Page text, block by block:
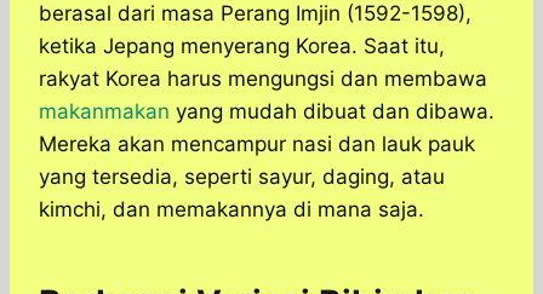
berasal dari masa Perang Imjin (1592-1598),
ketika Jepang menyerang Korea. Saat itu,
rakyat Korea harus mengungsi dan membawa
makanmakan yang mudah dibuat dan dibawa.
Mereka akan mencampur nasi dan lauk pauk
yang tersedia, seperti sayur, daging, atau
kimchi, dan memakannya di mana saja.